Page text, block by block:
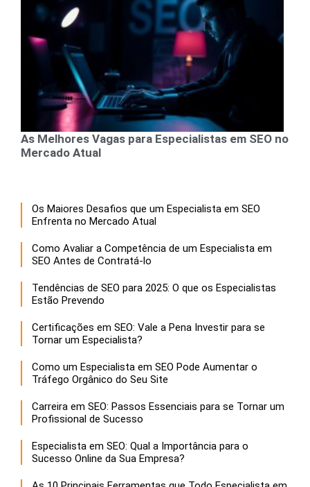
As Melhores Vagas para Especialistas em SEO no
Mercado Atual
Os Maiores Desafios que um Especialista em SEO
Enfrenta no Mercado Atual
Como Avaliar a Competência de um Especialista em
SEO Antes de Contratá-lo
Tendências de SEO para 2025: O que os Especialistas
Estão Prevendo
Certificações em SEO: Vale a Pena Investir para se
Tornar um Especialista?
Como um Especialista em SEO Pode Aumentar o
Tráfego Orgânico do Seu Site
Carreira em SEO: Passos Essenciais para se Tornar um
Profissional de Sucesso
Especialista em SEO: Qual a Importância para o
Sucesso Online da Sua Empresa?